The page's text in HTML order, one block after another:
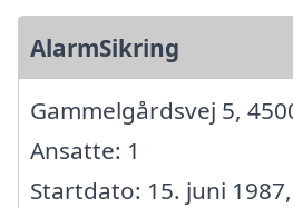
AlarmSikring
Gammelgårdsvej 5,
Ansatte: 1
Startdato: 15. juni 1987,